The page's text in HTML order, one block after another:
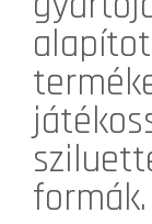
formák.